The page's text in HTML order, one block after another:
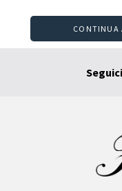
CONTINUA